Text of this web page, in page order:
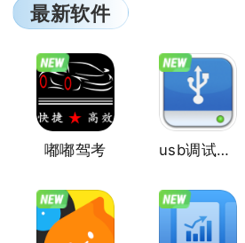
最新软件
嘟嘟驾考 usb调试助手